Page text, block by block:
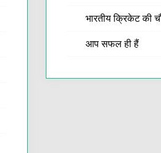
भारतीय क्रिकेट की
आप सफल ही हैं